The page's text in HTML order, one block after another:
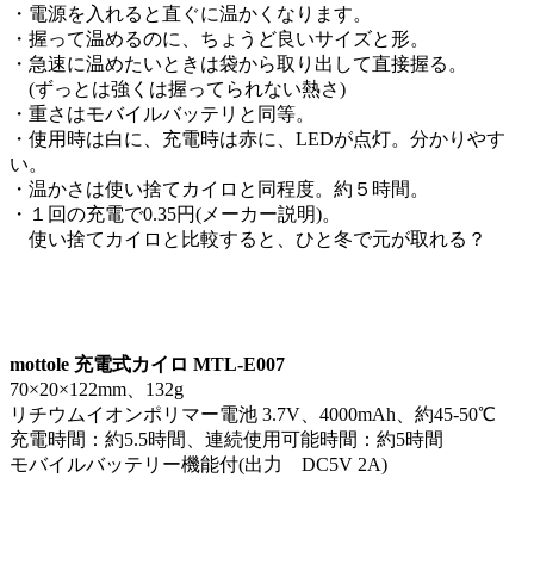
・電源を入れると直ぐに温かくなります。
・握って温めるのに、ちょうど良いサイズと形。
・急速に温めたいときは袋から取り出して直接握る。
(ずっとは強くは握ってられない熱さ)
・重さはモバイルバッテリと同等。
・使用時は白に、充電時は赤に、LEDが点灯。分かりやす
い。
・温かさは使い捨てカイロと同程度。約５時間。
・１回の充電で0.35円(メーカー説明)。
使い捨てカイロと比較すると、ひと冬で元が取れる？
mottole 充電式カイロ MTL-E007
70×20×122mm、132g
リチウムイオンポリマー電池 3.7V、4000mAh、約45-50℃
充電時間：約5.5時間、連続使用可能時間：約5時間
モバイルバッテリー機能付(出力 DC5V 2A)